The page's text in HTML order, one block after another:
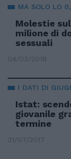
MA SOLO LO
Molestie
milione di
sessuali
04/03/2018
I DATI DI
Istat:
giovanile
termine
31/07/2017